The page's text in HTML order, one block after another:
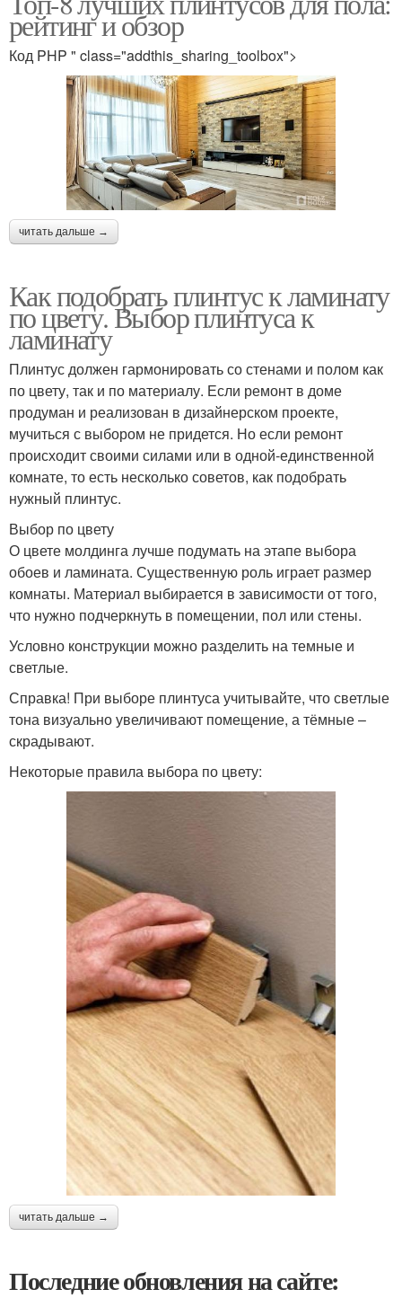
рейтинг и обзор
Код PHP " class="addthis_sharing_toolbox">
читать дальше →
Как подобрать плинтус к ламинату
по цвету. Выбор плинтуса к
ламинату
Плинтус должен гармонировать со стенами и полом как
по цвету, так и по материалу. Если ремонт в доме
продуман и реализован в дизайнерском проекте,
мучиться с выбором не придется. Но если ремонт
происходит своими силами или в одной-единственной
комнате, то есть несколько советов, как подобрать
нужный плинтус.
Выбор по цвету
О цвете молдинга лучше подумать на этапе выбора
обоев и ламината. Существенную роль играет размер
комнаты. Материал выбирается в зависимости от того,
что нужно подчеркнуть в помещении, пол или стены.
Условно конструкции можно разделить на темные и
светлые.
Справка! При выборе плинтуса учитывайте, что светлые
тона визуально увеличивают помещение, а тёмные –
скрадывают.
Некоторые правила выбора по цвету:
читать дальше →
Последние обновления на сайте: